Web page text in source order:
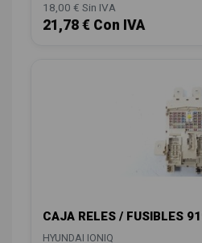
18,00 € Sin IVA
21,78 € Con IVA
CAJA RELES / FUSIBLES
HYUNDAI IONIQ